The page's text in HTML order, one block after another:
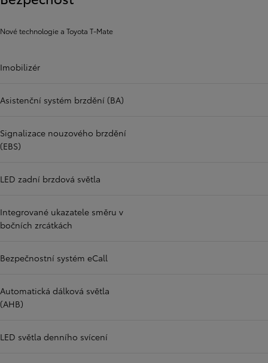
Nové technologie a Toyota T-Mate
Imobilizér
Asistenční systém brzdění (BA)
Signalizace nouzového brzdění
(EBS)
LED zadní brzdová světla
Integrované ukazatele směru v
bočních zrcátkách
Bezpečnostní systém eCall
Automatická dálková světla
(AHB)
LED světla denního svícení